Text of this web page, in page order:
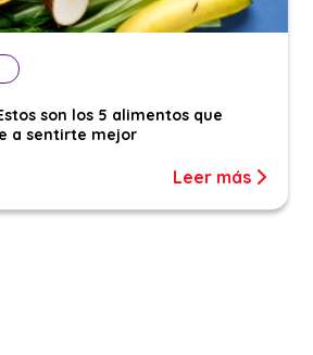
son los 5 alimentos que
a sentirte mejor
Leer más